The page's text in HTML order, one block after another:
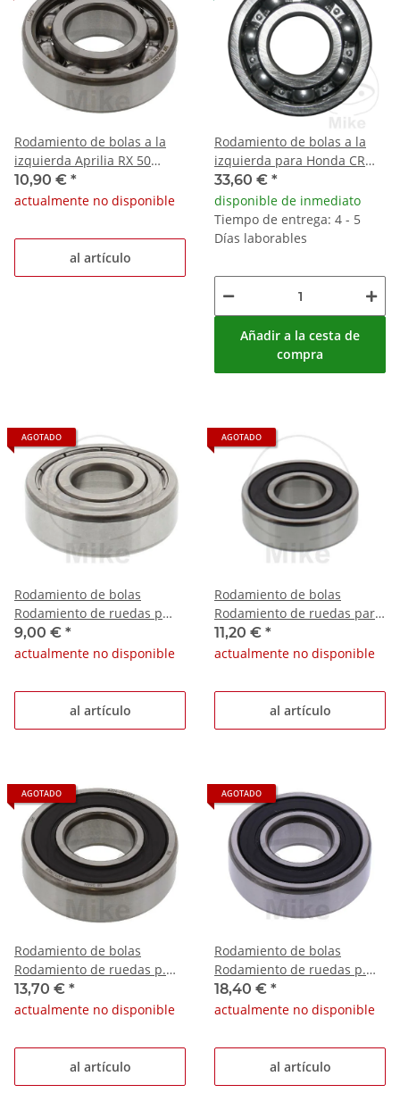
Rodamiento de bolas a la
izquierda Aprilia RX 50
Honda CB-1 400 F Suzuki GT
185
10,90 € *
actualmente no disponible
al artículo
Rodamiento de bolas a la
izquierda para Honda CR
250 R XL 185 S Suzuki RM
250
33,60 € *
disponible de inmediato
Tiempo de entrega: 4 - 5
Días laborables
Añadir a la cesta de
compra
AGOTADO
Rodamiento de bolas
Rodamiento de ruedas p
Aprilia Gulliver 50 AC
Baotian BT49QT
9,00 € *
actualmente no disponible
al artículo
AGOTADO
Rodamiento de bolas
Rodamiento de ruedas para
Aprilia Pegaso 125 Benelli
K2 100
11,20 € *
actualmente no disponible
al artículo
AGOTADO
Rodamiento de bolas
Rodamiento de ruedas p.
Aprilia RS 125 Tuono BMW F
800 800 R
13,70 € *
actualmente no disponible
al artículo
AGOTADO
Rodamiento de bolas
Rodamiento de ruedas p.
Aprilia Sportcity 50 2T One
Piaggio
18,40 € *
actualmente no disponible
al artículo